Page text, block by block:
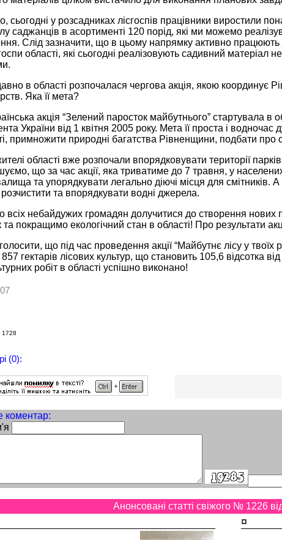
сьогодні у розсадниках лісгоспів працівники виростили
саджанців в асортименті 120 порід, які ми можемо
Слід зазначити, що в цьому напрямку активно працюють
області, які сьогодні реалізовують садивний матеріал
в області розпочалася чергова акція, якою координує
Яка її мета?
акція “Зелений паросток майбутнього” стартувала в
України від 1 квітня 2005 року. Мета її проста і
примножити природні багатства Рівненщини, подбати про
області вже розпочали впорядковувати території
що за час акції, яка триватиме до 7 травня, у населених
та упорядкувати легально діючі місця для смітників.
розчистити та впорядкувати водні джерела.
всіх небайдужих громадян долучитися до створення нових
та покращимо екологічний стан в області! Про результати
що під час проведення акції “Майбутнє лісу у твоїх
857 гектарів лісових культур, що становить 105,6 відсотка
робіт в області успішно виконано!
1728
(0):
коментар:
Анонсовані статті свіжого № 1226
¤